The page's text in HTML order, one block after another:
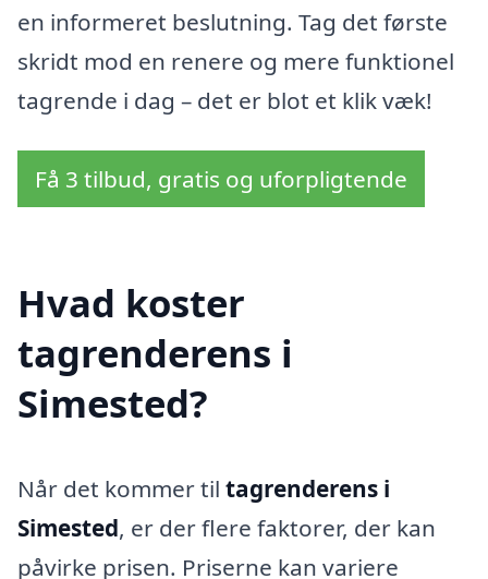
en informeret beslutning. Tag det første
skridt mod en renere og mere funktionel
tagrende i dag – det er blot et klik væk!
Få 3 tilbud, gratis og uforpligtende
Hvad koster
tagrenderens i
Simested?
Når det kommer til tagrenderens i
Simested, er der flere faktorer, der kan
påvirke prisen. Priserne kan variere